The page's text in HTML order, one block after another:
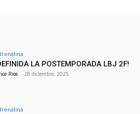
LA POSTEMPORADA LBJ 2F!
Ríos - 28 diciembre, 2025